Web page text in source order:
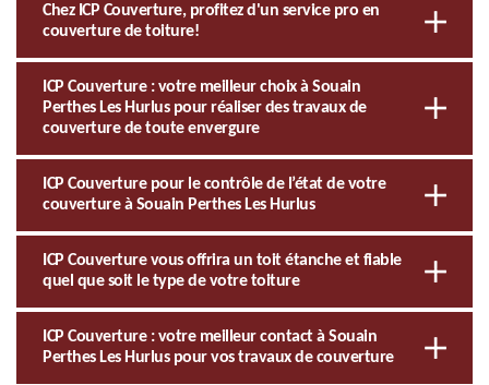
Chez ICP Couverture, profitez d'un service pro en
couverture de toiture!
ICP Couverture : votre meilleur choix à Souain
Perthes Les Hurlus pour réaliser des travaux de
couverture de toute envergure
ICP Couverture pour le contrôle de l’état de votre
couverture à Souain Perthes Les Hurlus
ICP Couverture vous offrira un toit étanche et fiable
quel que soit le type de votre toiture
ICP Couverture : votre meilleur contact à Souain
Perthes Les Hurlus pour vos travaux de couverture